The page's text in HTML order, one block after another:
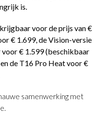
is.
voor de prijs van €
€ 1.699, de Vision-versie
€ 1.599 (beschikbaar
de T16 Pro Heat voor €
samenwerking met